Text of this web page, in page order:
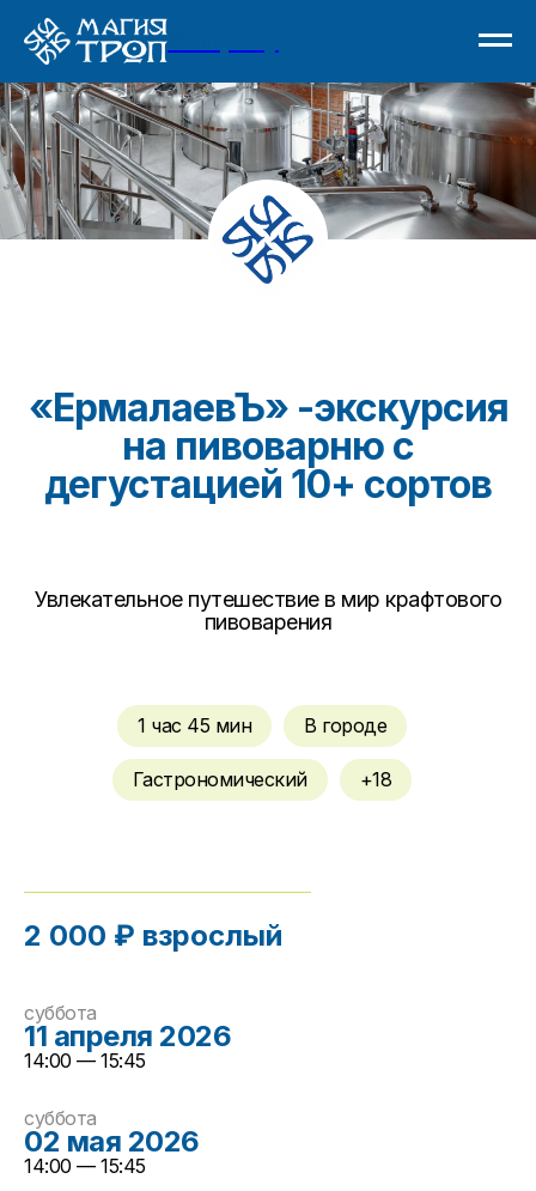
«ЕрмалаевЪ» -экскурсия
на пивоварню с
дегустацией 10+ сортов
Увлекательное путешествие в мир крафтового
пивоварения
1 час 45 мин В городе
Гастрономический +18
2 000 ₽ взрослый
суббота
11 апреля 2026
14:00 — 15:45
суббота
02 мая 2026
14:00 — 15:45